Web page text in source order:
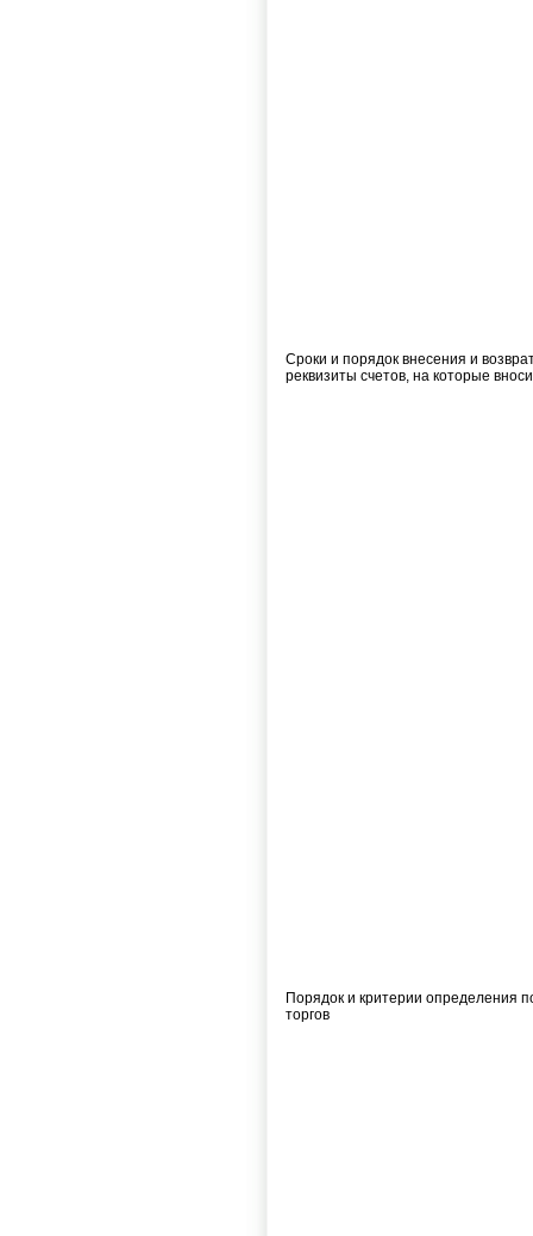
Сроки и порядок внесения и
реквизиты счетов, на которые
Порядок и критерии определения
торгов